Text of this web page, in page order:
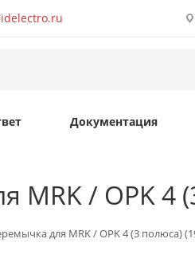
Документация
/ OPK 4
для MRK / OPK 4 (3 полюса)